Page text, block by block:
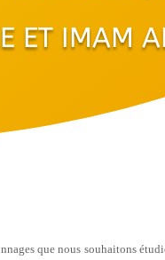
ET IMAM
que nous souhaitons